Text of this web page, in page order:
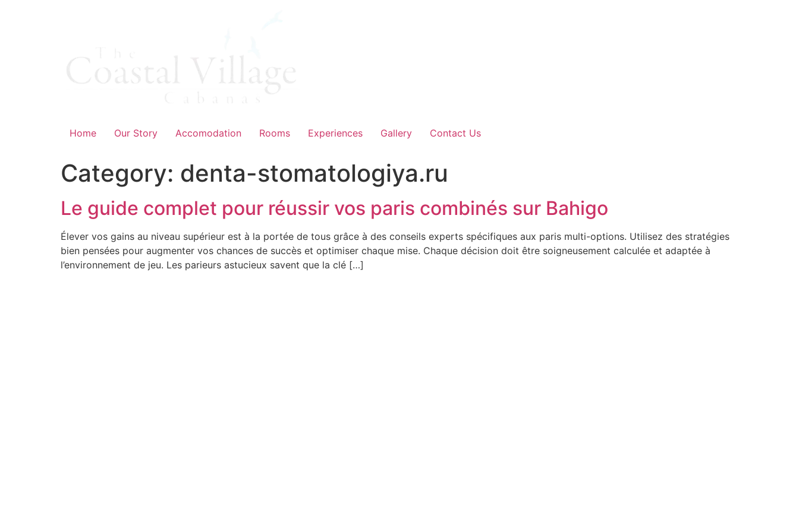
Home Our Story Accomodation Rooms Experiences Gallery Contact Us
Category: denta-stomatologiya.ru
Le guide complet pour réussir vos paris combinés sur Bahigo
Élever vos gains au niveau supérieur est à la portée de tous grâce à des conseils experts spécifiques aux paris multi-options. Utilisez des stratégies
bien pensées pour augmenter vos chances de succès et optimiser chaque mise. Chaque décision doit être soigneusement calculée et adaptée à
l’environnement de jeu. Les parieurs astucieux savent que la clé […]